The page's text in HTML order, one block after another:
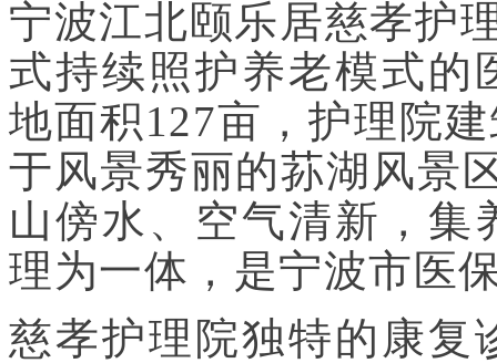
宁波江北颐乐居慈孝护
式持续照护养老模式的
地面积127亩，护理院
于风景秀丽的荪湖风景
山傍水、空气清新，集
理为一体，是宁波市医
慈孝护理院独特的康复